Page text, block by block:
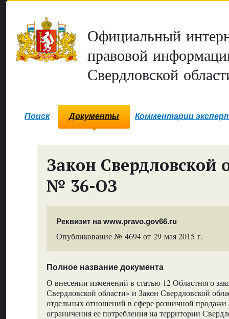
Официальный
правовой
Свердловской
Поиск Документы Комментарии
Закон Свердловской
№ 36-ОЗ
Реквизит на www.pravo.gov66.ru
Опубликование № 4694 от 29 мая 2015 г.
Полное название документа
О внесении изменений в статью 12 Областного
Свердловской области» и Закон Свердловской
отдельных отношений в сфере розничной
ограничения ее потребления на территории